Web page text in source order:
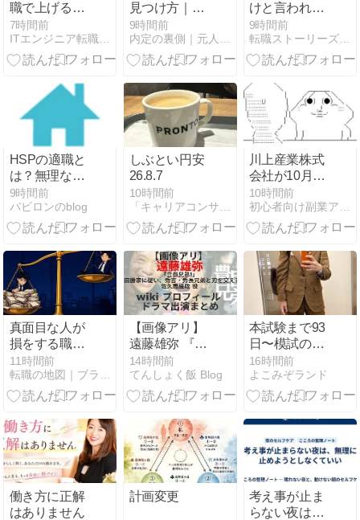
職で上げるコ
ツ｜スキル戦
略と交渉術を
徹底解説
7時間前
見つけ方｜
「強みがわか
らない」人の
ための棚卸し
元人事が解説
9時間前
けと言われる
理由とは？現
役エンジニア
目線で真実を
9時間前
転職ストーリーズ｜エンジニア特化のIT/Web系情報メディア
HSPの適職と
は？無理なく
自分らしく働
ける環境の選
び方とおすす
9時間前
バビロンのblog
しぶとい円安
26.8.7
10時間前
川上産業株式
会社が10月よ
りプチプチ株
式会社に社名
変更
10時間前
真面目な人が
損をする職場
の構造｜改善
するほど仕事
が増える理由
11時間前
【画像アリ】
遠藤雄弥 『豊
臣兄弟!』佐久
間盛政 役 wiki
プロフィール
とめ
14時間前
てんしょく飯 Blog
本試験まで93
日〜模試の解
説冊子の活か
し方
16時間前
よこみぞランド
働き方に正解
はありません
計画変更
考え事が止ま
らない夜は、